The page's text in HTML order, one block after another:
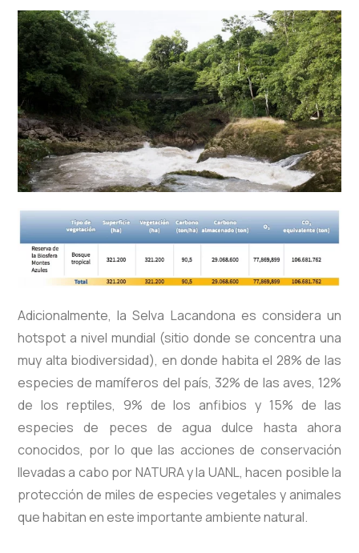
Adicionalmente, la Selva Lacandona es considera un
hotspot a nivel mundial (sitio donde se concentra una
muy alta biodiversidad), en donde habita el 28% de las
especies de mamíferos del país, 32% de las aves, 12%
de los reptiles, 9% de los anfibios y 15% de las
especies de peces de agua dulce hasta ahora
conocidos, por lo que las acciones de conservación
llevadas a cabo por NATURA y la UANL, hacen posible la
protección de miles de especies vegetales y animales
que habitan en este importante ambiente natural.